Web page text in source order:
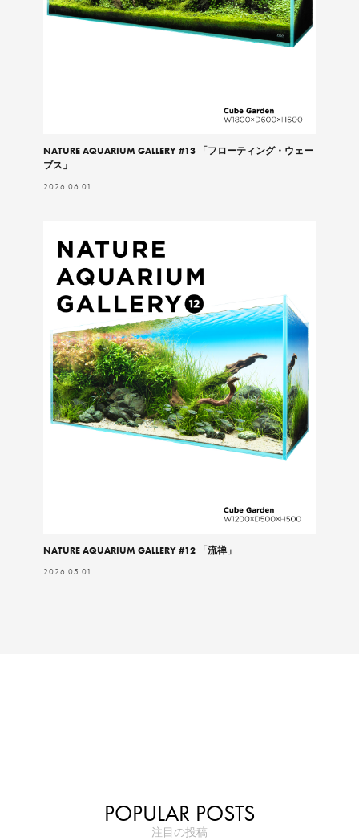
NATURE AQUARIUM GALLERY #13 「フローティング・ウェー
ブス」
2026.06.01
NATURE AQUARIUM GALLERY #12 「流禅」
2026.05.01
POPULAR POSTS
注目の投稿